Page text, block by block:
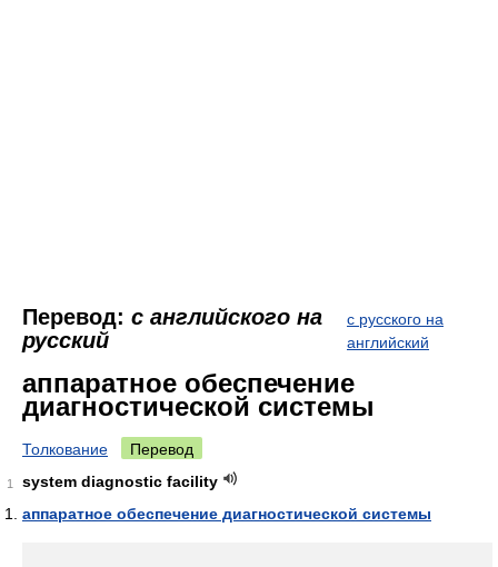
Перевод: с английского на
русский
с русского на
английский
аппаратное обеспечение
диагностической системы
Толкование Перевод
1
system diagnostic facility
аппаратное обеспечение диагностической системы